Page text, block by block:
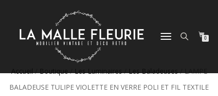
DÉPLIER
0
Accueil/Boutique/Les Luminaires/Les Baladeuses/ LAMPE
BALADEUSE TULIPE VIOLETTE EN VERRE POLI ET FIL TEXTILE